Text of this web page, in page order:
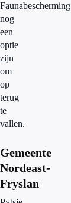
Faunabescherming
nog
een
optie
zijn
om
op
terug
te
vallen.
Gemeente
Nordeast-
Fryslan